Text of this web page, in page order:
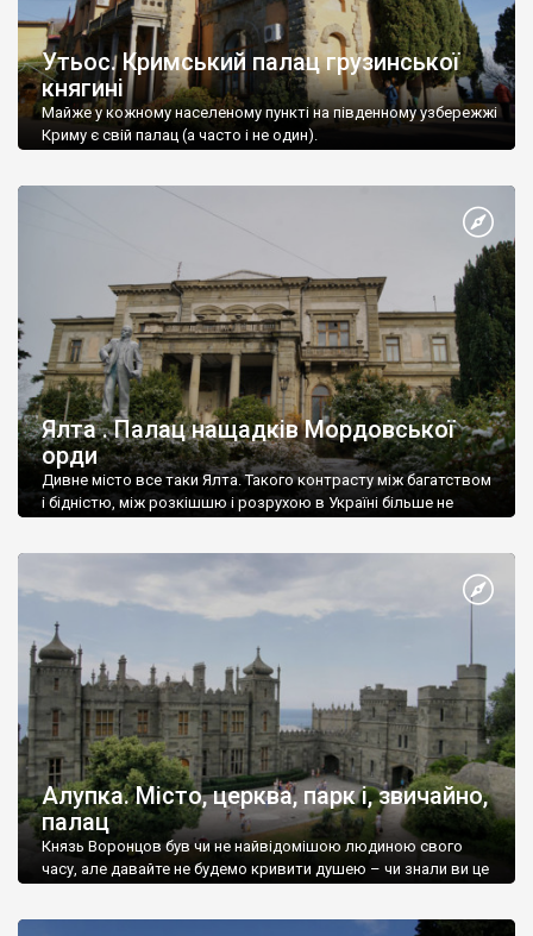
Утьос. Кримський палац грузинської
княгині
Майже у кожному населеному пункті на південному узбережжі
Криму є свій палац (а часто і не один).
Ялта . Палац нащадків Мордовської
орди
Дивне місто все таки Ялта. Такого контрасту між багатством
і бідністю, між розкішшю і розрухою в Україні більше не
Алупка. Місто, церква, парк і, звичайно,
палац
Князь Воронцов був чи не найвідомішою людиною свого
часу, але давайте не будемо кривити душею – чи знали ви це